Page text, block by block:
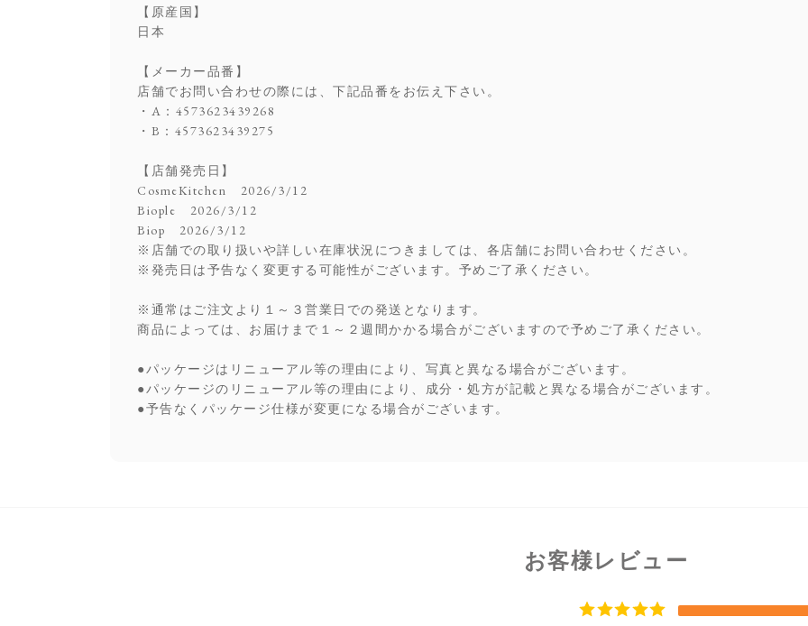
【原産国】
日本
【メーカー品番】
店舗でお問い合わせの際には、下記品番をお伝え下さい。
・A：4573623439268
・B：4573623439275
【店舗発売日】
CosmeKitchen 2026/3/12
Biople 2026/3/12
Biop 2026/3/12
※店舗での取り扱いや詳しい在庫状況につきましては、各店舗にお問い合わせください。
※発売日は予告なく変更する可能性がございます。予めご了承ください。
※通常はご注文より１～３営業日での発送となります。
商品によっては、お届けまで１～２週間かかる場合がございますので予めご了承ください。
●パッケージはリニューアル等の理由により、写真と異なる場合がございます。
●パッケージのリニューアル等の理由により、成分・処方が記載と異なる場合がございます。
●予告なくパッケージ仕様が変更になる場合がございます。
お客様レビュー